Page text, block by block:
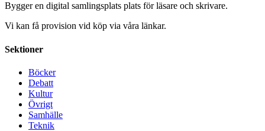
Bygger en digital samlingsplats plats för läsare och skrivare.
Vi kan få provision vid köp via våra länkar.
Sektioner
Böcker
Debatt
Kultur
Övrigt
Samhälle
Teknik